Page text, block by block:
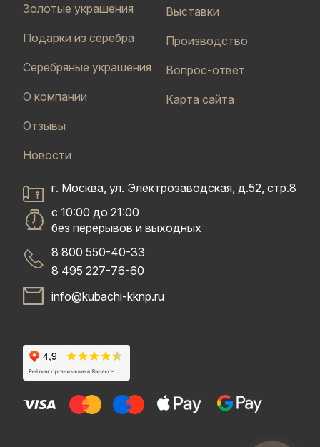
Золотые украшения
Подарки из серебра
Серебряные украшения
О компании
Отзывы
Новости
Выставки
Производство
Вопрос-ответ
Карта сайта
г. Москва, ул. Электрозаводская, д.52, стр.8
с 10:00 до 21:00
без перерывов и выходных
8 800 550-40-33
8 495 227-76-60
info@kubachi-kknp.ru